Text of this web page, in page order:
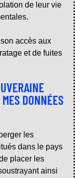
de leur vie
accès aux
et de fuites
DONNÉES
les
dans le pays
placer les
ainsi